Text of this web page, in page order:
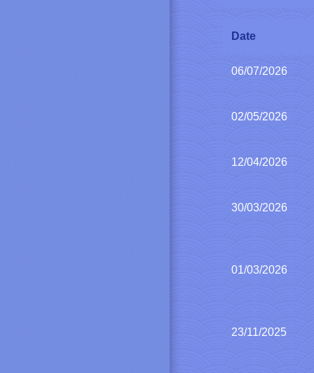
Date
06/07/2026
02/05/2026
12/04/2026
30/03/2026
01/03/2026
23/11/2025